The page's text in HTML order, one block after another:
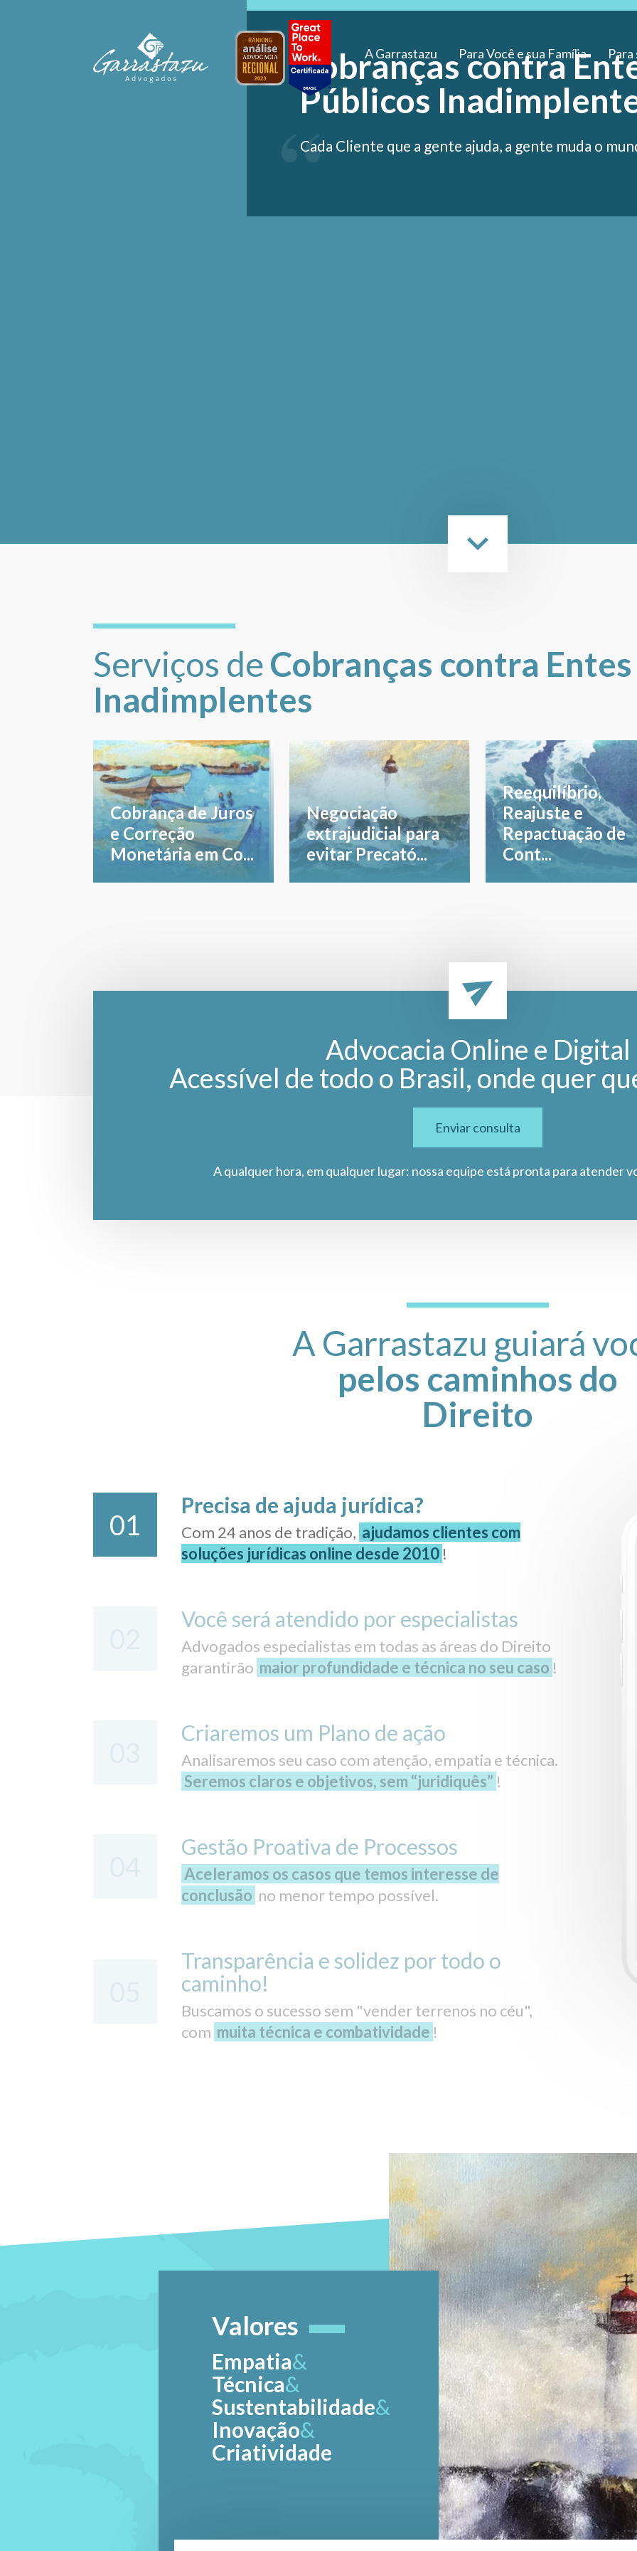
A Garrastazu Para Você e sua Família Para
Cobranças contra
Públicos
“
Cada Cliente que a gente ajuda, a gente muda o
Serviços deCobranças contra
Inadimplentes
Cobrança de Juros
e Correção
Monetária em Co...
Negociação
extrajudicial para
evitar Precató...
Reequilíbrio,
Reajuste e
Repactuação de
Cont...
Advocacia Online e Digital
Acessível de todo o Brasil, onde quer
Enviar consulta
A qualquer hora, em qualquer lugar: nossa equipe está pronta para atender
A Garrastazu guiará
pelos caminhos do
Direito
01
Precisa de ajuda jurídica?
Com 24 anos de tradição, ajudamos clientes com
soluções jurídicas online desde 2010 !
Você será atendido por especialistas
Advogados especialistas em todas as áreas do Direito
garantirão maior profundidade e técnica no seu caso !
Criaremos um Plano de ação
Analisaremos seu caso com atenção, empatia e técnica.
Seremos claros e objetivos, sem “juridiquês” !
Gestão Proativa de Processos
Aceleramos os casos que temos interesse de
conclusão no menor tempo possível.
Transparência e solidez por todo o
caminho!
Buscamos o sucesso sem "vender terrenos no céu",
com muita técnica e combatividade !
Valores
Empatia&
Técnica&
Sustentabilidade&
Inovação&
Criatividade